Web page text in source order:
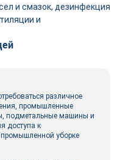
и смазок, дезинфекция
и
различное
промышленные
подметальные машины и
доступа к
уборке